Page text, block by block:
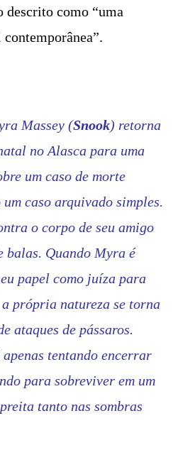
descrito como “uma
Massey (Snook) retorna
no Alasca para uma
um caso de morte
caso arquivado simples.
o corpo de seu amigo
balas. Quando Myra é
papel como juíza para
própria natureza se torna
ataques de pássaros.
tentando encerrar
para sobreviver em um
tanto nas sombras